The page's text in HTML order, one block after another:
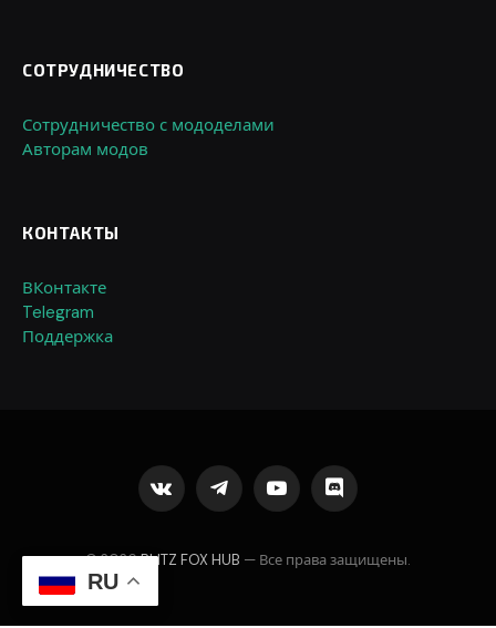
СОТРУДНИЧЕСТВО
Сотрудничество с мододелами
Авторам модов
КОНТАКТЫ
ВКонтакте
Telegram
Поддержка
VKontakteTelegramYouTubeDiscord
© 2026BLITZ FOX HUB — Все права защищены.
RU